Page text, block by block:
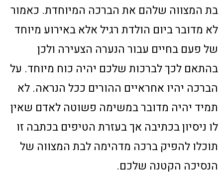
בת המצווה שלהם את הברכה המיוחדת. כאמור
לא מדובר ביום הולדת רגיל אלא באירוע מיוחד
של פעם בחיים עבור הנערה הצעירה ולכן
בהתאם לכך לברכות שלכם יהיה כוח מיוחד. על
הברכה יהיו אחראיים ההורים ככל הנראה. לא
תמיד יהיה מדובר במשימה פשוטה לאדם שאין
לו ניסיון בכתיבה אך בעזרת הטיפים בכתבה זו
תוכלו להפיק ברכה מדהימה לבת המצווה של
הנסיכה הקטנה שלכם.